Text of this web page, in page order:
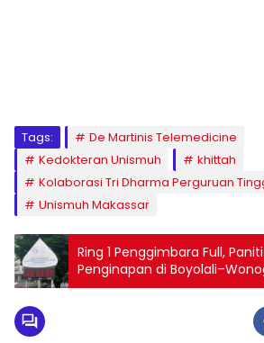
Tags:
De Martinis Telemedicine
Kedokteran Unismuh
khittah
Kolaborasi Tri Dharma Perguruan
Unismuh Makassar
Ring 1 Penggimbara Full,
Penginapan di